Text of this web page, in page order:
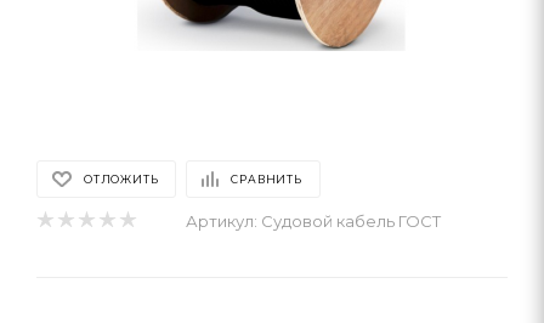
ОТЛОЖИТЬ СРАВНИТЬ
Артикул: Судовой кабель ГОСТ